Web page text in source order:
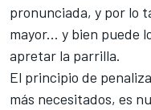
pronunciada, y por lo
mayor... y bien puede
apretar la parrilla.
El principio de
más necesitados, es